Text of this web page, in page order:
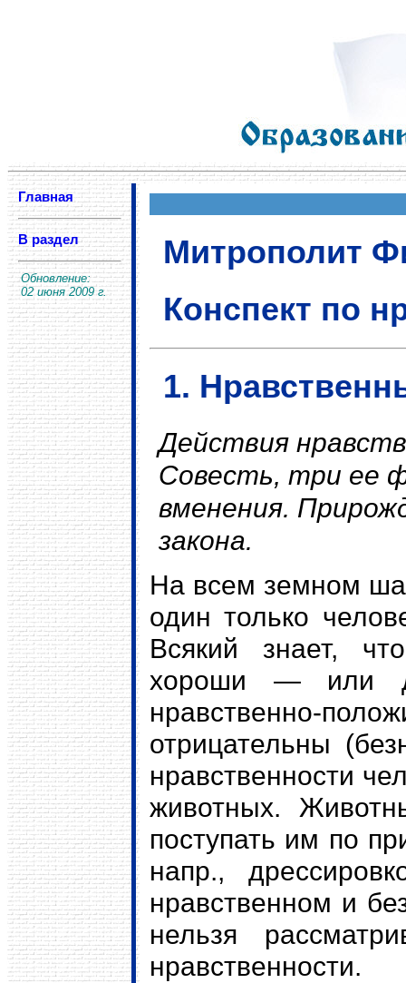
Главная
В раздел
Обновление:
02 июня 2009 г.
Митрополит
Конспект по
1.
Действия
Совесть, три ее
вменения.
закона.
На всем земном
один только
Всякий знает,
хороши — или
нравственно-
отрицательны
нравственности
животных.
поступать им по
напр.,
нравственном и
нельзя
нравственности.